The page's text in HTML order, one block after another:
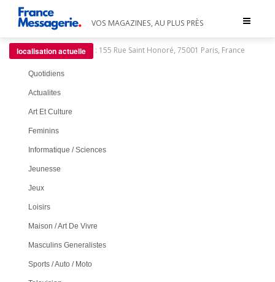
Toggle
VOS MAGAZINES, AU PLUS PRÈS
localisation actuelle : 155 Rue Saint Honoré, 75001 Paris, France
Quotidiens
Actualites
Art Et Culture
Feminins
Informatique / Sciences
Jeunesse
Jeux
Loisirs
Maison / Art De Vivre
Masculins Generalistes
Sports / Auto / Moto